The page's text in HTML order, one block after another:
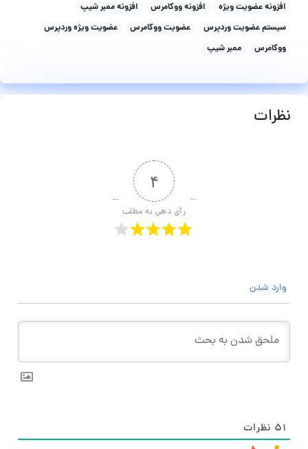
افزونه عضویت ویژه
افزونه ووکامرس
افزونه ممبر شیپ
سیستم عضویت وردپرس
عضویت ووکامرس
عضویت ویژه وردپرس
ووکامرس
ممبر شیپ
نظرات
۴
رأی دهی به مطلب
وارد شدن
۵۱ نظرات